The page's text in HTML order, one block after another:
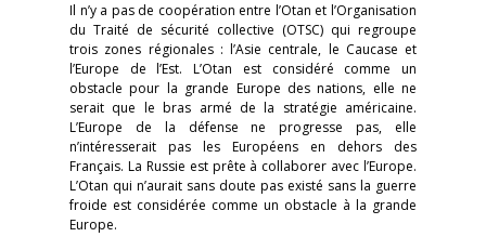
Il n’y a pas de coopération entre l’Otan et l’Organisation
du Traité de sécurité collective (OTSC) qui regroupe
trois zones régionales : l’Asie centrale, le Caucase et
l’Europe de l’Est. L’Otan est considéré comme un
obstacle pour la grande Europe des nations, elle ne
serait que le bras armé de la stratégie américaine.
L’Europe de la défense ne progresse pas, elle
n’intéresserait pas les Européens en dehors des
Français. La Russie est prête à collaborer avec l’Europe.
L’Otan qui n’aurait sans doute pas existé sans la guerre
froide est considérée comme un obstacle à la grande
Europe.